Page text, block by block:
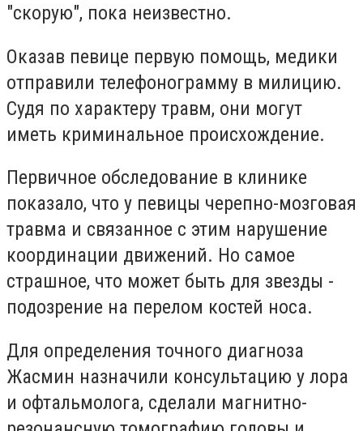
"скорую", пока неизвестно.
Оказав певице первую помощь, медики
отправили телефонограмму в милицию.
Судя по характеру травм, они могут
иметь криминальное происхождение.
Первичное обследование в клинике
показало, что у певицы черепно-мозговая
травма и связанное с этим нарушение
координации движений. Но самое
страшное, что может быть для звезды -
подозрение на перелом костей носа.
Для определения точного диагноза
Жасмин назначили консультацию у лора
и офтальмолога, сделали магнитно-